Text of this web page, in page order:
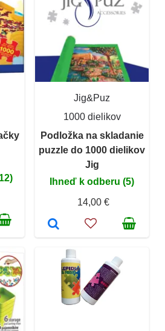
Jig&Puz
1000 dielikov
Podložka na skladanie
puzzle do 1000 dielikov
Jig
Ihneď k odberu (5)
14,00 €